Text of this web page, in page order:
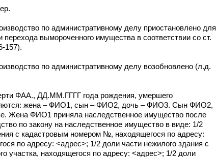
по административному делу приостановлено для
вымороченного имущества в соответствии со ст.
157).
по административному делу возобновлено (л.д.
ФАА., ДД.ММ.ГГГГ года рождения, умершего
жена – ФИО1, сын – ФИО2, дочь – ФИО3. Сын ФИО2,
Жена ФИО1 приняла наследственное имущество после
по закону на наследственное имущество в виде: 1/2
с кадастровым номером №, находящегося по адресу:
по адресу: <адрес>; 1/2 доли части нежилого здания с
участка, находящегося по адресу: <адрес>; 1/2 доли